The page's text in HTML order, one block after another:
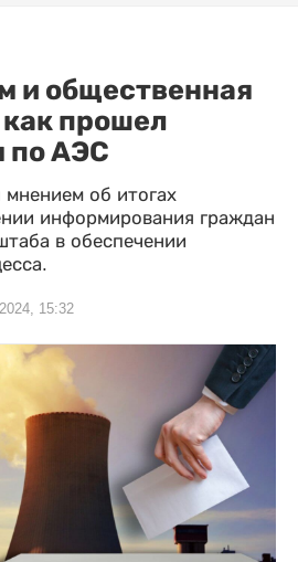
и общественная
прошел
по АЭС
об итогах
информирования граждан
в обеспечении
15:32